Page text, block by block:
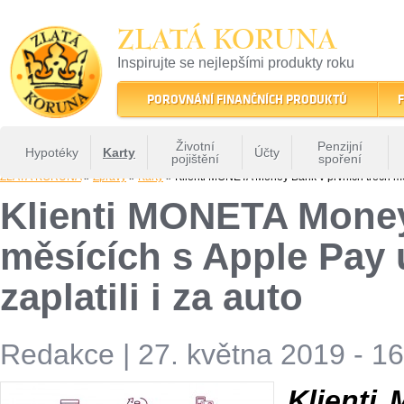
ZLATÁ KORUNA
Inspirujte se nejlepšími produkty roku
22 let tradice a kvality na finančním trhu
POROVNÁNÍ FINANČNÍCH PRODUKTŮ
Hypotéky Karty
Životní
pojištění
Účty
Penzijní
spoření
ZLATÁ KORUNA» Zprávy » Karty » Klienti MONETA Money Bank v prvních třech
Klienti MONETA
měsících s Apple
zaplatili i za auto
Redakce | 27. května 2019 -